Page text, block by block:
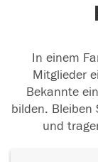
In einem
Mitglieder
Bekannte
bilden. Bleiben
und